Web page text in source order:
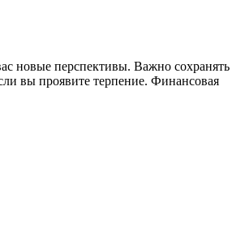
новые перспективы. Важно сохранять
вы проявите терпение. Финансовая